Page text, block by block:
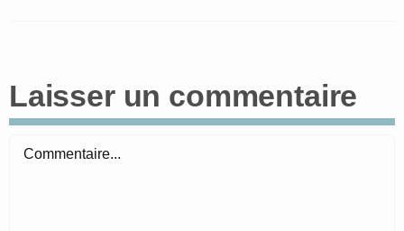
Laisser un commentaire
Commentaire